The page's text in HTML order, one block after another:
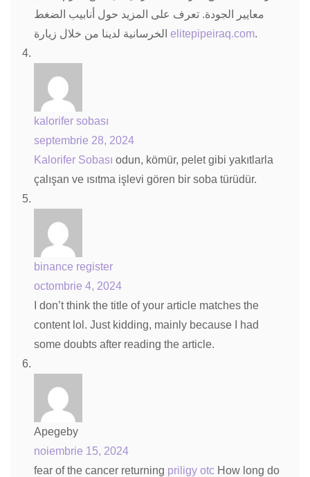
معايير الجودة. تعرف على المزيد حول أنابيب الضغط
الخرسانية لدينا من خلال زيارةelitepipeiraq.com.
kalorifer sobası
septembrie 28, 2024
Kalorifer Sobası odun, kömür, pelet gibi yakıtlarla
çalışan ve ısıtma işlevi gören bir soba türüdür.
binance register
octombrie 4, 2024
I don’t think the title of your article matches the
content lol. Just kidding, mainly because I had
some doubts after reading the article.
Apegeby
noiembrie 15, 2024
fear of the cancer returning priligy otc How long do